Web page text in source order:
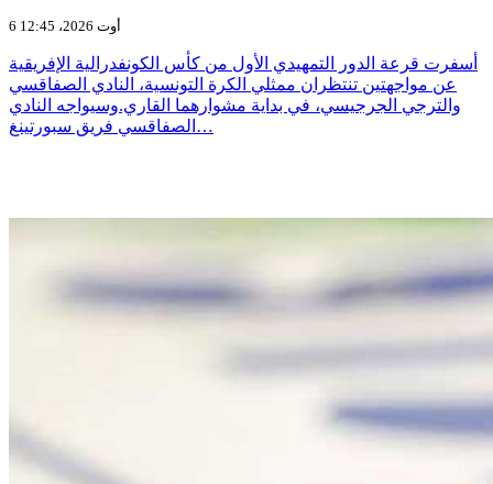
6 أوت 2026، 12:45
أسفرت قرعة الدور التمهيدي الأول من كأس الكونفدرالية الإفريقية
عن مواجهتين تنتظران ممثلي الكرة التونسية، النادي الصفاقسي
والترجي الجرجيسي، في بداية مشوارهما القاري.وسيواجه النادي
الصفاقسي فريق سبورتينغ…